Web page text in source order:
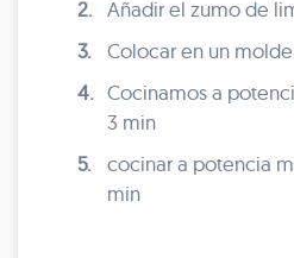
2.
Añadir el zumo de
3.
Colocar en un
4. Cocinamos a
3 min
5.
cocinar a potencia
min